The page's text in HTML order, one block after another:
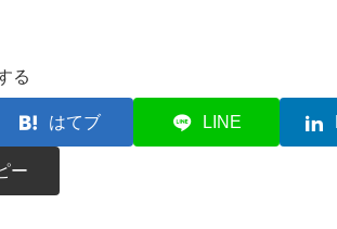
る
はてブ LINE
ー